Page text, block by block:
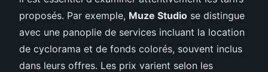
proposés. Par exemple, Muze Studio se distingue
avec une panoplie de services incluant la location
de cyclorama et de fonds colorés, souvent inclus
dans leurs offres. Les prix varient selon les